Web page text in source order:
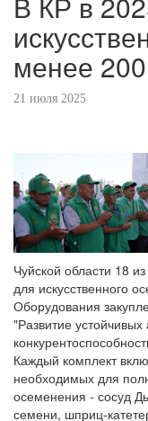
менее
21 июля 2025
Чуйской области 18
для искусственного
Оборудования
"Развитие
Каждый комплект
необходимых для
осеменения - сосуд
семени, шприц-